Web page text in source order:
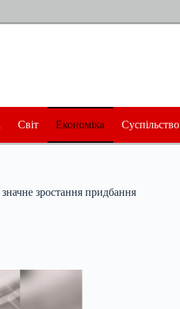
Світ Економіка Суспільство
значне зростання придбання